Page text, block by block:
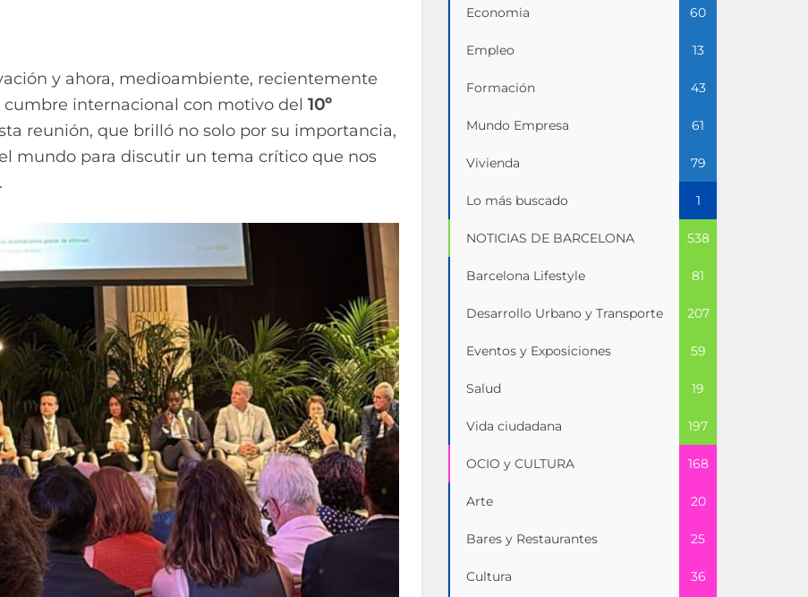
y ahora, medioambiente, recientemente
internacional con motivo del 10º
reunión, que brilló no solo por su importancia,
mundo para discutir un tema crítico que nos
Economia 60
Empleo 13
Formación 43
Mundo Empresa 61
Vivienda 79
Lo más buscado 1
NOTICIAS DE BARCELONA 538
Barcelona Lifestyle 81
Desarrollo Urbano y Transporte 207
Eventos y Exposiciones 59
Salud 19
Vida ciudadana 197
OCIO y CULTURA 168
Arte 20
Bares y Restaurantes 25
Cultura 36